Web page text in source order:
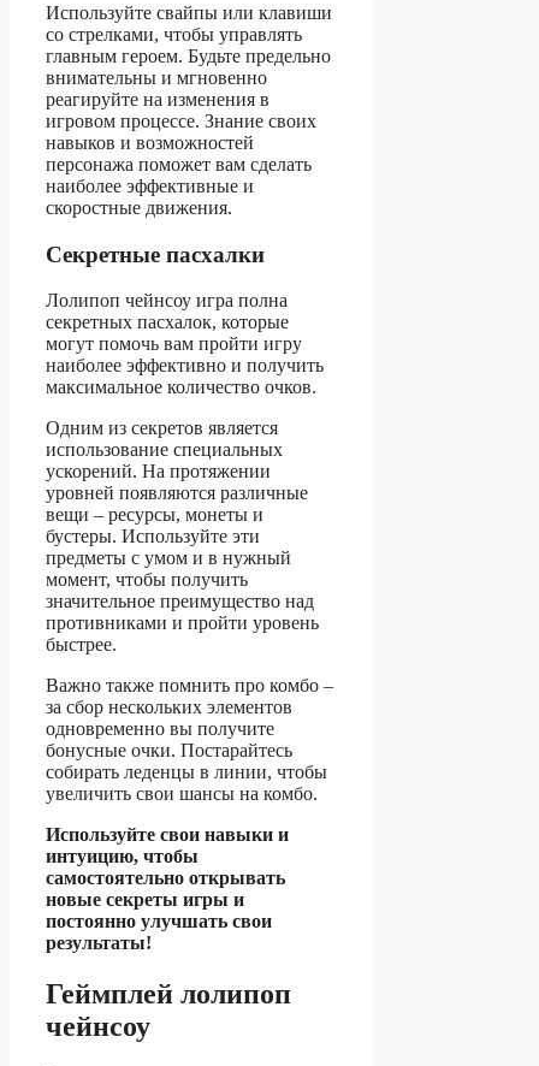
Используйте свайпы или клавиши
со стрелками, чтобы управлять
главным героем. Будьте предельно
внимательны и мгновенно
реагируйте на изменения в
игровом процессе. Знание своих
навыков и возможностей
персонажа поможет вам сделать
наиболее эффективные и
скоростные движения.
Секретные пасхалки
Лолипоп чейнсоу игра полна
секретных пасхалок, которые
могут помочь вам пройти игру
наиболее эффективно и получить
максимальное количество очков.
Одним из секретов является
использование специальных
ускорений. На протяжении
уровней появляются различные
вещи – ресурсы, монеты и
бустеры. Используйте эти
предметы с умом и в нужный
момент, чтобы получить
значительное преимущество над
противниками и пройти уровень
быстрее.
Важно также помнить про комбо –
за сбор нескольких элементов
одновременно вы получите
бонусные очки. Постарайтесь
собирать леденцы в линии, чтобы
увеличить свои шансы на комбо.
Используйте свои навыки и
интуицию, чтобы
самостоятельно открывать
новые секреты игры и
постоянно улучшать свои
результаты!
Геймплей лолипоп
чейнсоу